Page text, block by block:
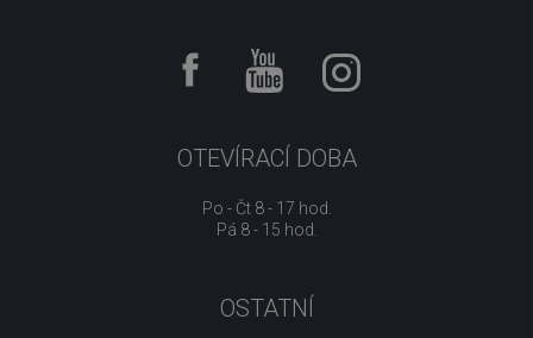
OTEVÍRACÍ DOBA
Po - Čt 8 - 17 hod.
Pá 8 - 15 hod.
OSTATNÍ